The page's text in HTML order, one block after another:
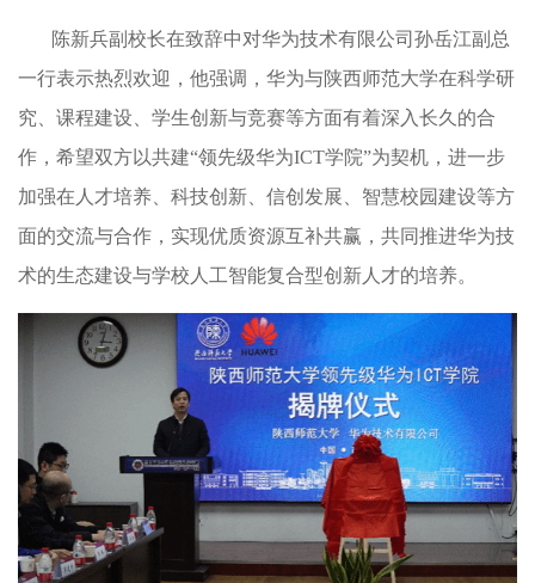
陈新兵副校长在致辞中对华为技术有限公司孙岳江副总
一行表示热烈欢迎，他强调，华为与陕西师范大学在科学研
究、课程建设、学生创新与竞赛等方面有着深入长久的合
作，希望双方以共建“领先级华为ICT学院”为契机，进一步
加强在人才培养、科技创新、信创发展、智慧校园建设等方
面的交流与合作，实现优质资源互补共赢，共同推进华为技
术的生态建设与学校人工智能复合型创新人才的培养。